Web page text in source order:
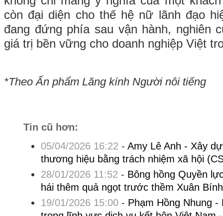
còn đại diện cho thế hệ nữ lãnh đạo
đang đứng phía sau vận hành, nghiên
giá trị bền vững cho doanh nghiệp Việt
*Theo Ấn phẩm Lăng kính Người nôi tiếng
Tin cũ hơn:
05/04/2026 16:22 - Amy Lê Anh - Xây
thương hiệu bằng trách nhiệm xã hội
28/01/2026 11:52 - Bông hồng Quyền
hái thêm quả ngọt trước thềm Xuân
19/01/2026 15:00- Phạm Hồng Nhung